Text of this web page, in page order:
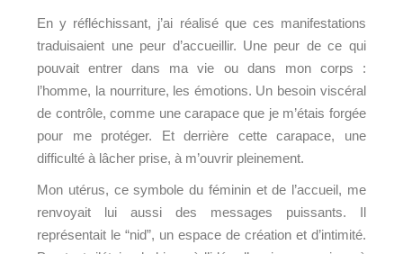
En y réfléchissant, j’ai réalisé que ces manifestations
traduisaient une peur d’accueillir. Une peur de ce qui
pouvait entrer dans ma vie ou dans mon corps :
l’homme, la nourriture, les émotions. Un besoin viscéral
de contrôle, comme une carapace que je m’étais forgée
pour me protéger. Et derrière cette carapace, une
difficulté à lâcher prise, à m’ouvrir pleinement.
Mon utérus, ce symbole du féminin et de l’accueil, me
renvoyait lui aussi des messages puissants. Il
représentait le “nid”, un espace de création et d’intimité.